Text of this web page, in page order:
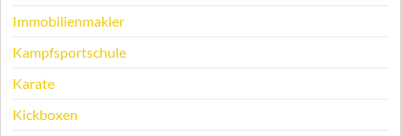
Immobilienmakler
Kampfsportschule
Karate
Kickboxen